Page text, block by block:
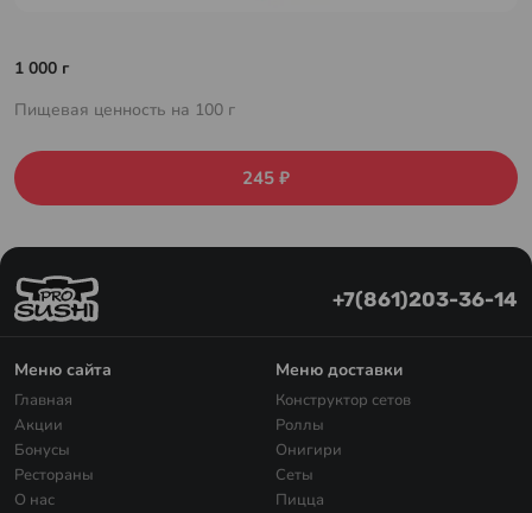
1 000 г
Пищевая ценность на 100 г
245 ₽
+7(861)203-36-14
Меню сайта
Главная
Акции
Бонусы
Рестораны
О нас
Меню доставки
Конструктор сетов
Роллы
Онигири
Сеты
Пицца